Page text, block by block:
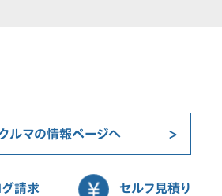
ルマの情報ページへ
グ請求 セルフ見積り